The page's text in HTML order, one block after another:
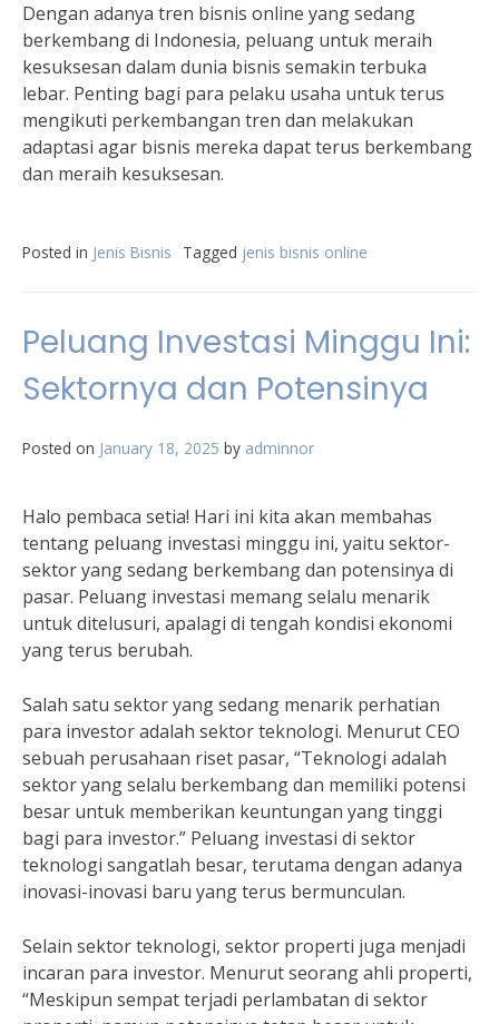
Dengan adanya tren bisnis online yang sedang
berkembang di Indonesia, peluang untuk meraih
kesuksesan dalam dunia bisnis semakin terbuka
lebar. Penting bagi para pelaku usaha untuk terus
mengikuti perkembangan tren dan melakukan
adaptasi agar bisnis mereka dapat terus berkembang
dan meraih kesuksesan.
Posted in Jenis Bisnis Tagged jenis bisnis online
Peluang Investasi Minggu Ini:
Sektornya dan Potensinya
Posted on January 18, 2025 by adminnor
Halo pembaca setia! Hari ini kita akan membahas
tentang peluang investasi minggu ini, yaitu sektor-
sektor yang sedang berkembang dan potensinya di
pasar. Peluang investasi memang selalu menarik
untuk ditelusuri, apalagi di tengah kondisi ekonomi
yang terus berubah.
Salah satu sektor yang sedang menarik perhatian
para investor adalah sektor teknologi. Menurut CEO
sebuah perusahaan riset pasar, “Teknologi adalah
sektor yang selalu berkembang dan memiliki potensi
besar untuk memberikan keuntungan yang tinggi
bagi para investor.” Peluang investasi di sektor
teknologi sangatlah besar, terutama dengan adanya
inovasi-inovasi baru yang terus bermunculan.
Selain sektor teknologi, sektor properti juga menjadi
incaran para investor. Menurut seorang ahli properti,
“Meskipun sempat terjadi perlambatan di sektor